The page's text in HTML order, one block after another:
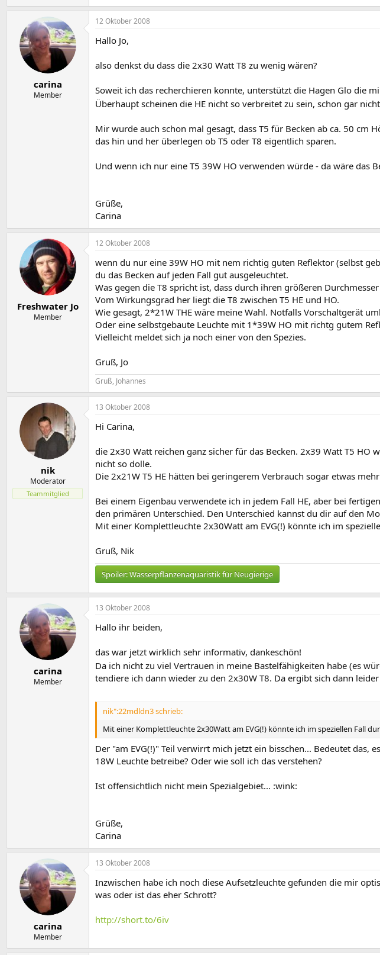
carina
Member
12 Oktober 2008
Hallo Jo,
also denkst du dass die 2x30 Watt T8 zu wenig wären?
Soweit ich das recherchieren konnte, unterstützt die Hagen Glo die
Überhaupt scheinen die HE nicht so verbreitet zu sein, schon gar
Mir wurde auch schon mal gesagt, dass T5 für Becken ab ca. 50 cm
das hin und her überlegen ob T5 oder T8 eigentlich sparen.
Und wenn ich nur eine T5 39W HO verwenden würde - da wäre das
Grüße,
Carina
Freshwater Jo
Member
12 Oktober 2008
wenn du nur eine 39W HO mit nem richtig guten Reflektor (selbst
du das Becken auf jeden Fall gut ausgeleuchtet.
Was gegen die T8 spricht ist, dass durch ihren größeren
Vom Wirkungsgrad her liegt die T8 zwischen T5 HE und HO.
Wie gesagt, 2*21W THE wäre meine Wahl. Notfalls Vorschaltgerät
Oder eine selbstgebaute Leuchte mit 1*39W HO mit richtg gutem
Vielleicht meldet sich ja noch einer von den Spezies.
Gruß, Jo
Gruß, Johannes
nik
Moderator
Teammitglied
13 Oktober 2008
Hi Carina,
die 2x30 Watt reichen ganz sicher für das Becken. 2x39 Watt T5
nicht so dolle.
Die 2x21W T5 HE hätten bei geringerem Verbrauch sogar etwas
Bei einem Eigenbau verwendete ich in jedem Fall HE, aber bei
den primären Unterschied. Den Unterschied kannst du dir auf den
Mit einer Komplettleuchte 2x30Watt am EVG(!) könnte ich im
Gruß, Nik
Spoiler:Wasserpflanzenaquaristik für Neugierige
carina
Member
13 Oktober 2008
Hallo ihr beiden,
das war jetzt wirklich sehr informativ, dankeschön!
Da ich nicht zu viel Vertrauen in meine Bastelfähigkeiten habe (es
tendiere ich dann wieder zu den 2x30W T8. Da ergibt sich dann
nik":22mdldn3 schrieb:
Mit einer Komplettleuchte 2x30Watt am EVG(!) könnte ich im speziellen Fall
Der "am EVG(!)" Teil verwirrt mich jetzt ein bisschen... Bedeutet das,
18W Leuchte betreibe? Oder wie soll ich das verstehen?
Ist offensichtlich nicht mein Spezialgebiet... :wink:
Grüße,
Carina
carina
Member
13 Oktober 2008
Inzwischen habe ich noch diese Aufsetzleuchte gefunden die mir
was oder ist das eher Schrott?
http://short.to/6iv